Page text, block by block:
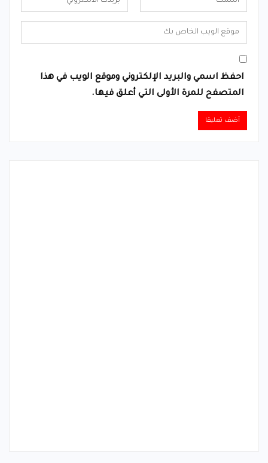
احفظ اسمي والبريد الإلكتروني وموقع الويب في هذا
المتصفح للمرة الأولى التي أعلق فيها.